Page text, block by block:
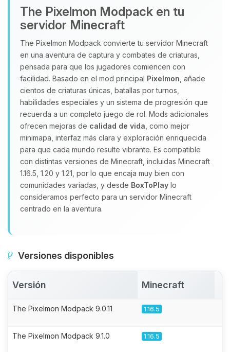
The Pixelmon Modpack en tu
servidor Minecraft
The Pixelmon Modpack convierte tu servidor Minecraft
en una aventura de captura y combates de criaturas,
pensada para que los jugadores comiencen con
facilidad. Basado en el mod principal Pixelmon , añade
cientos de criaturas únicas, batallas por turnos,
habilidades especiales y un sistema de progresión que
recuerda a un completo juego de rol. Mods adicionales
ofrecen mejoras de calidad de vida , como mejor
minimapa, interfaz más clara y exploración enriquecida
para que cada mundo resulte vibrante. Es compatible
con distintas versiones de Minecraft, incluidas Minecraft
1.16.5, 1.20 y 1.21, por lo que encaja muy bien con
comunidades variadas, y desde BoxToPlay lo
consideramos perfecto para un servidor Minecraft
centrado en la aventura.
Versiones disponibles
Versión Minecraft
The Pixelmon Modpack 9.0.11 1.16.5
The Pixelmon Modpack 9.1.0 1.16.5
Yupi, por fin alguien con quien
hablar! Soy Choupy, tu pequeno
asistente de BoxToPlay. Cuentame
que necesitas y moveré mis
pequenos circuitos para ayudarte.
08/08/2026 13:58